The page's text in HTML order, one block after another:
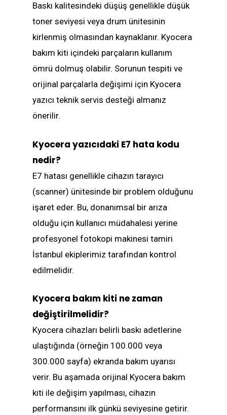
Baskı kalitesindeki düşüş genellikle düşük
toner seviyesi veya drum ünitesinin
kirlenmiş olmasından kaynaklanır. Kyocera
bakım kiti içindeki parçaların kullanım
ömrü dolmuş olabilir. Sorunun tespiti ve
orijinal parçalarla değişimi için Kyocera
yazıcı teknik servis desteği almanız
önerilir.
Kyocera yazıcıdaki E7 hata kodu
nedir?
E7 hatası genellikle cihazın tarayıcı
(scanner) ünitesinde bir problem olduğunu
işaret eder. Bu, donanımsal bir arıza
olduğu için kullanıcı müdahalesi yerine
profesyonel fotokopi makinesi tamiri
İstanbul ekiplerimiz tarafından kontrol
edilmelidir.
Kyocera bakım kiti ne zaman
değiştirilmelidir?
Kyocera cihazları belirli baskı adetlerine
ulaştığında (örneğin 100.000 veya
300.000 sayfa) ekranda bakım uyarısı
verir. Bu aşamada orijinal Kyocera bakım
kiti ile değişim yapılması, cihazın
performansını ilk günkü seviyesine getirir.